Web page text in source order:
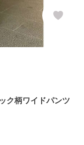
ク柄ワイドパンツ